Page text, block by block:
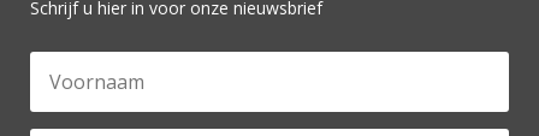
Schrijf u hier in voor onze nieuwsbrief